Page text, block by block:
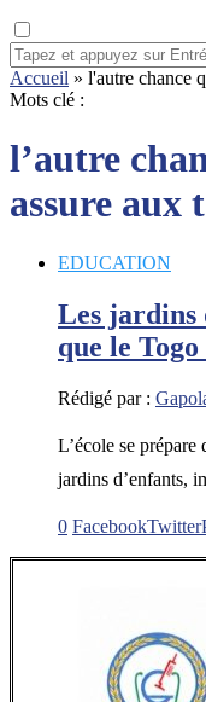
Accueil » l'autre chance
Mots clé :
l’autre
assure aux
EDUCATION
Les jardins
que le
Rédigé par :
L’école se
jardins d’enfants,
0 FacebookTwitter